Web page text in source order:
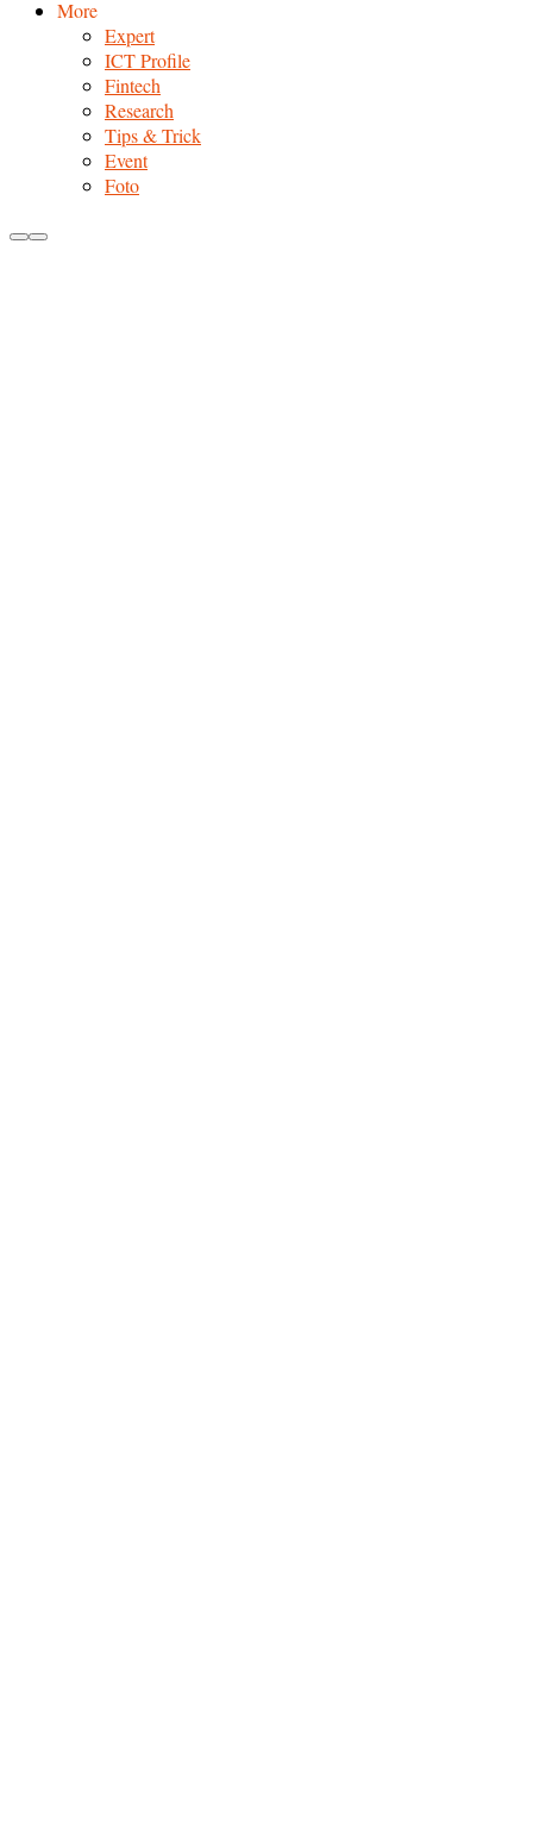
More
Expert
ICT Profile
Fintech
Research
Tips & Trick
Event
Foto